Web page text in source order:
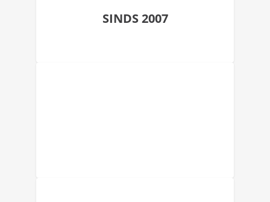
SINDS 2007